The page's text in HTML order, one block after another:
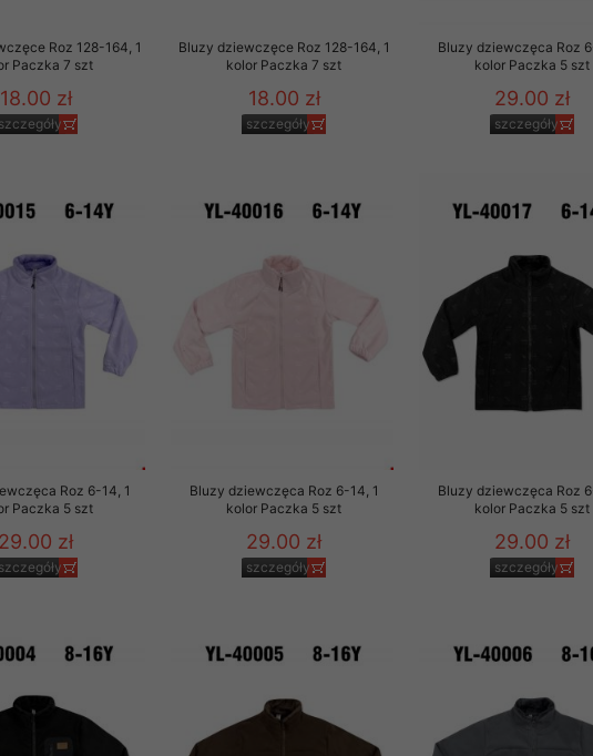
Roz 128-164, 1
Paczka 7 szt
18.00 zł
szczegóły
Bluzy dziewczęce Roz 128-164, 1
kolor Paczka 7 szt
18.00 zł
szczegóły
Bluzy dziewczęca Roz
kolor Paczka 5 szt
29.00 zł
szczegóły
Roz 6-14, 1
Paczka 5 szt
29.00 zł
szczegóły
Bluzy dziewczęca Roz 6-14, 1
kolor Paczka 5 szt
29.00 zł
szczegóły
Bluzy dziewczęca Roz
kolor Paczka 5 szt
29.00 zł
szczegóły